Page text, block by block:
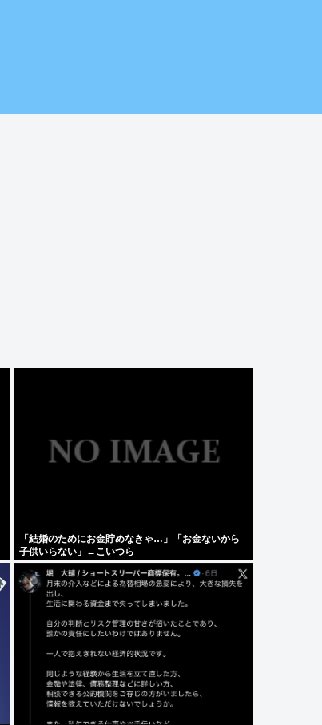
「結婚のためにお金貯めなきゃ…」「お金ないから
子供いらない」←こいつら